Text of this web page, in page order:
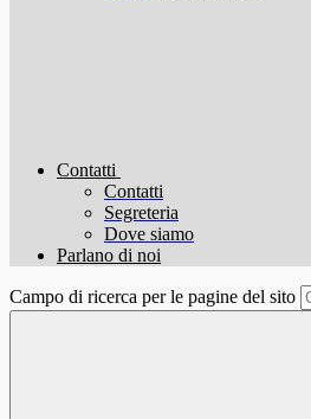
Contatti
Contatti
Segreteria
Dove siamo
Parlano di noi
Campo di ricerca per le pagine del sito